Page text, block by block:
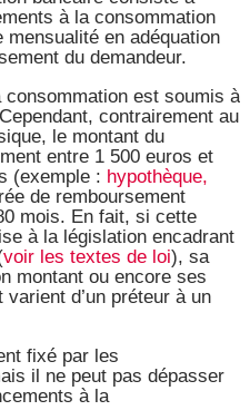
à la consommation
en adéquation
du demandeur.
consommation est soumis à
contrairement au
le montant du
entre 1 500 euros et
(exemple : hypothèque,
de remboursement
mois. En fait, si cette
à la législation encadrant
voir les textes de loi), sa
montant ou encore ses
d’un préteur à un
fixé par les
il ne peut pas dépasser
à la